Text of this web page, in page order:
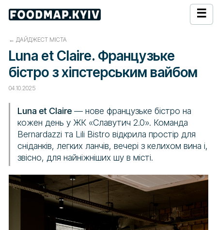
☰
← ДАЙДЖЕСТ МІСТА
Luna et Claire. Французьке
бістро з хіпстерським вайбом
04.10.2025
Luna et Claire — нове французьке бістро на
кожен день у ЖК «Славутич 2.0». Команда
Bernardazzi та Lili Bistro відкрила простір для
сніданків, легких ланчів, вечері з келихом вина і,
звісно, для найніжніших шу в місті.